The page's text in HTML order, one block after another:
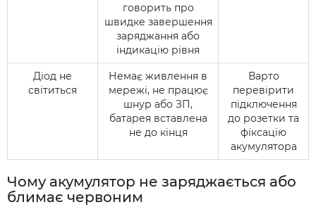
говорить про
швидке завершення
заряджання або
індикацію рівня
Діод не
світиться
Немає живлення в
мережі, не працює
шнур або ЗП,
батарея вставлена
не до кінця
Варто
перевірити
підключення
до розетки та
фіксацію
акумулятора
Чому акумулятор не заряджається або
блимає червоним